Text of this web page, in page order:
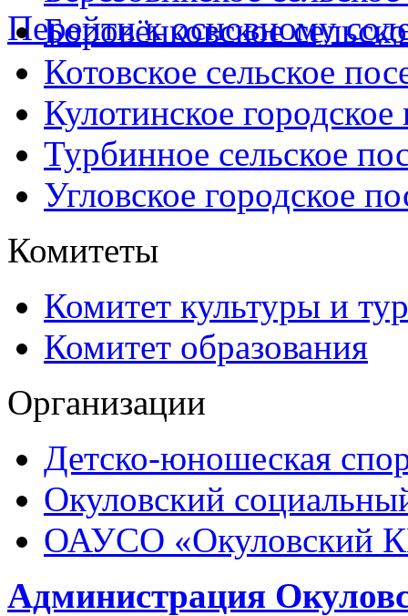
Перейти к основному
Боровёнковское
Котовское сельское
Кулотинское городское
Турбинное сельское
Угловское городское
Комитеты
Комитет культуры и
Комитет образования
Организации
Детско-юношеская
Окуловский
ОАУСО «Окуловский
Администрация